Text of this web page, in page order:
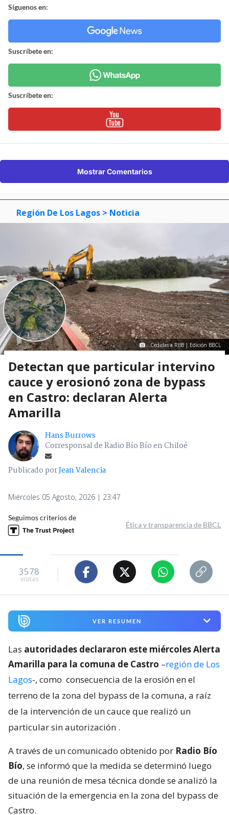
Síguenos en:
Suscríbete en:
Suscríbete en:
Mostrar Comentarios
Región De Los Lagos > Noticia
Cedidas a RBB | Edición BBCL
Detectan que particular intervino
cauce y erosionó zona de bypass
en Castro: declaran Alerta
Amarilla
Hans Burrows
Corresponsal de Radio Bío Bío en Chiloé
Publicado porJean Valencia
Miércoles 05 Agosto, 2026 | 23:47
Seguimos criterios de
Ética y transparencia de BBCL
3578
visitas
VER RESUMEN
Las autoridades declararon este miércoles Alerta
Amarilla para la comuna de Castro –región de Los
Lagos-, como consecuencia de la erosión en el
terreno de la zona del bypass de la comuna, a raíz
de la intervención de un cauce que realizó un
particular sin autorización .
A través de un comunicado obtenido por Radio Bío
Bío, se informó que la medida se determinó luego
de una reunión de mesa técnica donde se analizó la
situación de la emergencia en la zona del bypass de
Castro.